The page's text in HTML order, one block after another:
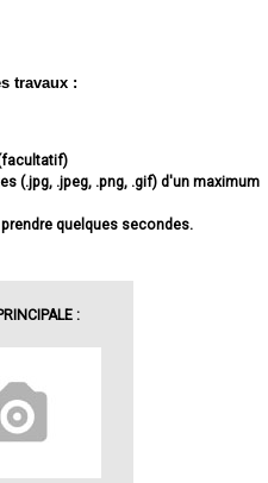
travaux :
(.jpg, .jpeg, .png, .gif) d'un maximum
quelques secondes.
: